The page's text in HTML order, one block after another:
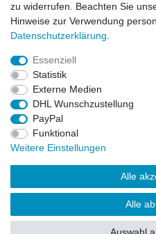
Impressum
Widerrufs­recht
zu widerrufen. Beachten Sie
Hinweise zur Verwendung
Daten­schutz­erklärung
Essenziell
Statistik
Externe Medien
DHL Wunschzustellung
PayPal
Funktional
Weitere Einstellungen
Alle
Alle
LissyInterMo Modellautos
bekannter Hersteller
Sonderangebote Top-